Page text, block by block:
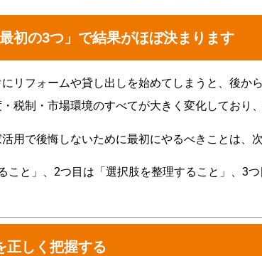
初の3つ」で結果がほぼ決まります
リフォームや貸し出しを始めてしまうと、後か
税制・市場環境のすべてが大きく変化しており、
用で後悔しないために最初にやるべきことは、次
こと」、2つ目は「選択肢を整理すること」、3
正しく把握する